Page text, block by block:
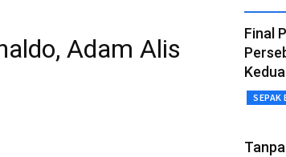
Adam Alis
Final
SEPAK